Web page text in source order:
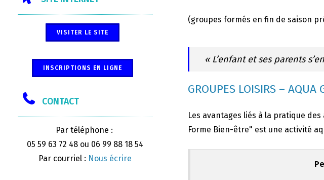
VISITER LE SITE
INSCRIPTIONS EN LIGNE
CONTACT
Par téléphone :
05 59 63 72 48 ou 06 99 88 18 54
Par courriel : Nous écrire
(groupes formés en fin de saison
« L’enfant et ses parents
GROUPES LOISIRS – AQUA
Les avantages liés à la pratique
Forme Bien-être" est une activité